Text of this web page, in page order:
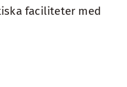
faciliteter med